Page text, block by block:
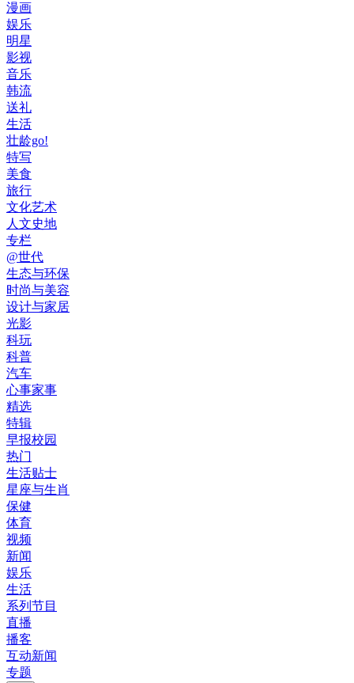
漫画
娱乐
明星
影视
音乐
韩流
送礼
生活
壮龄go!
特写
美食
旅行
文化艺术
人文史地
专栏
@世代
生态与环保
时尚与美容
设计与家居
光影
科玩
科普
汽车
心事家事
精选
特辑
早报校园
热门
生活贴士
星座与生肖
保健
体育
视频
新闻
娱乐
生活
系列节目
直播
播客
互动新闻
专题